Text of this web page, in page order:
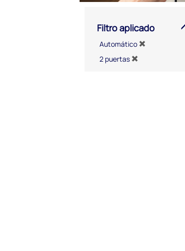
Filtro aplicado
Automático
2 puertas